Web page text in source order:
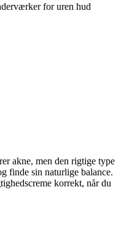
for uren hud
akne, men den rigtige type
finde sin naturlige balance.
korrekt, når du